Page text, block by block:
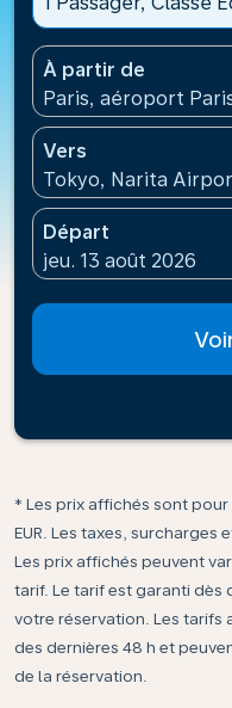
À partir de
Paris, aéroport
Vers
Tokyo, Narita
Départ
fc-booking-
jeu. 13 août 2026
* Les prix affichés sont
EUR. Les taxes, surcharges
Les prix affichés peuvent
tarif. Le tarif est garanti dès
votre réservation. Les tarifs
des dernières 48 h et
de la réservation.